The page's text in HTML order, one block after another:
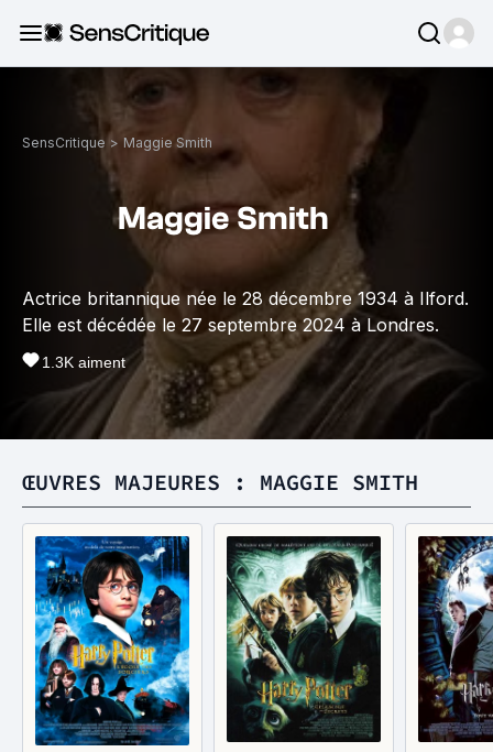
SensCritique > Maggie Smith
Maggie Smith
Actrice britannique née le 28 décembre 1934 à Ilford.
Elle est décédée le 27 septembre 2024 à Londres.
1.3K aiment
ŒUVRES MAJEURES : MAGGIE SMITH